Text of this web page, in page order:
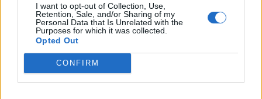
I want to opt-out of Collection, Use,
Retention, Sale, and/or Sharing of my
Personal Data that Is Unrelated with the
Purposes for which it was collected.
Opted Out
CONFIRM